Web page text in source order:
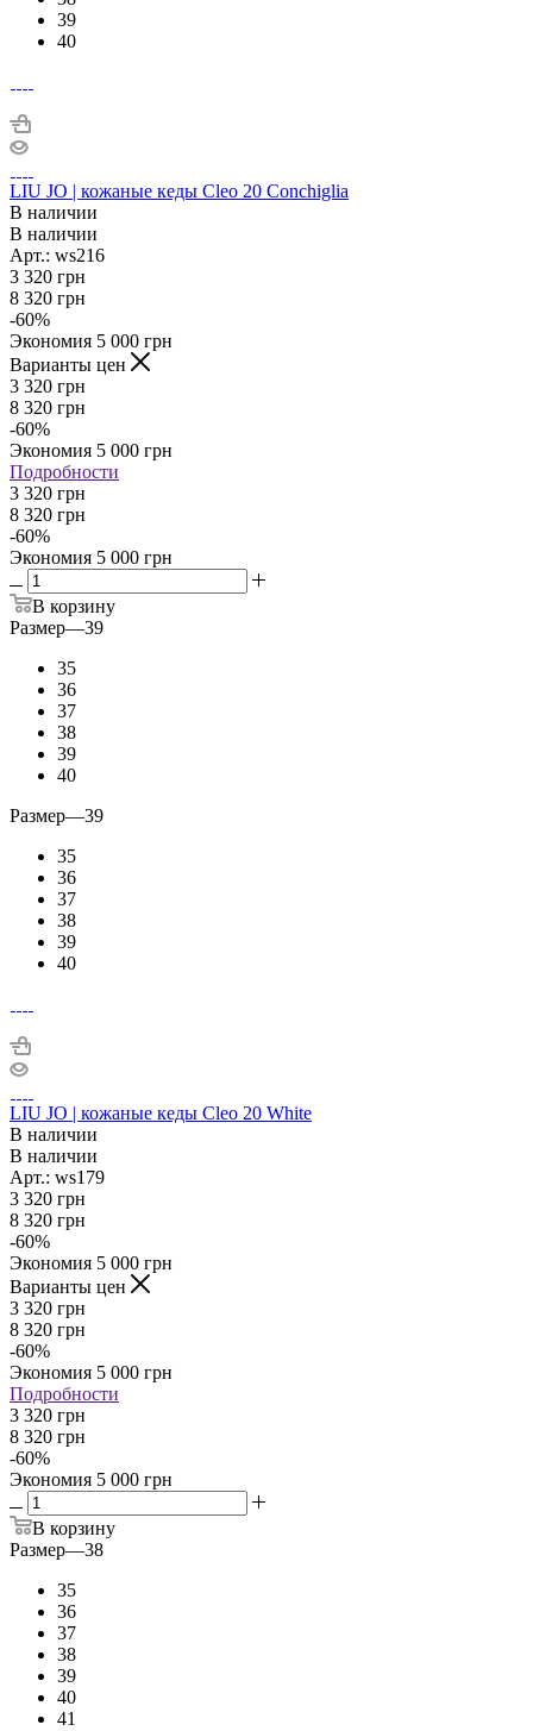
39
40
LIU JO | кожаные кеды Cleo 20 Conchiglia
В наличии
В наличии
Арт.: ws216
3 320 грн
8 320 грн
-60%
Экономия 5 000 грн
Варианты цен
3 320 грн
8 320 грн
-60%
Экономия 5 000 грн
Подробности
3 320 грн
8 320 грн
-60%
Экономия 5 000 грн
В корзину
Размер—39
35
36
37
38
39
40
Размер—39
35
36
37
38
39
40
LIU JO | кожаные кеды Cleo 20 White
В наличии
В наличии
Арт.: ws179
3 320 грн
8 320 грн
-60%
Экономия 5 000 грн
Варианты цен
3 320 грн
8 320 грн
-60%
Экономия 5 000 грн
Подробности
3 320 грн
8 320 грн
-60%
Экономия 5 000 грн
В корзину
Размер—38
35
36
37
38
39
40
41